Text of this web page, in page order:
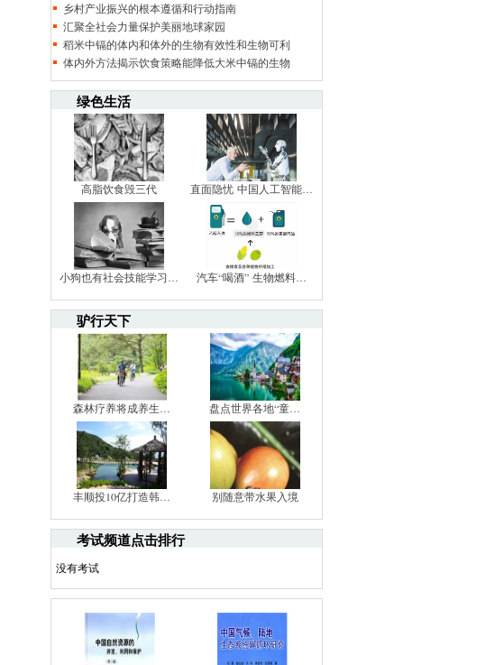
乡村产业振兴的根本遵循和行动指南
汇聚全社会力量保护美丽地球家园
稻米中镉的体内和体外的生物有效性和生物可利
体内外方法揭示饮食策略能降低大米中镉的生物
绿色生活
高脂饮食毁三代 直面隐忧 中国人工智能…
小狗也有社会技能学习… 汽车“喝酒” 生物燃料…
驴行天下
森林疗养将成养生… 盘点世界各地“童…
丰顺投10亿打造韩… 别随意带水果入境
考试频道点击排行
没有考试